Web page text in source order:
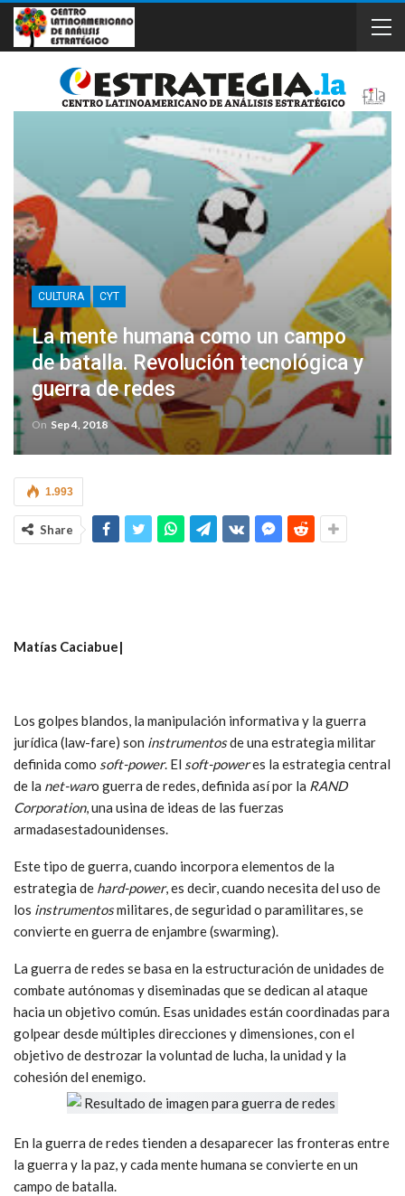
CULTURA CYT
La mente humana como un campo
de batalla. Revolución tecnológica y
guerra de redes
On Sep 4, 2018
1.993
Share
Matías Caciabue|
Los golpes blandos, la manipulación informativa y la guerra
jurídica (law-fare) son instrumentosde una estrategia militar
definida como soft-power. El soft-poweres la estrategia central
de la net-waro guerra de redes, definida así por la RAND
Corporation, una usina de ideas de las fuerzas
armadasestadounidenses.
Este tipo de guerra, cuando incorpora elementos de la
estrategia de hard-power, es decir, cuando necesita del uso de
los instrumentosmilitares, de seguridad o paramilitares, se
convierte en guerra de enjambre (swarming).
La guerra de redes se basa en la estructuración de unidades de
combate autónomas y diseminadas que se dedican al ataque
hacia un objetivo común. Esas unidades están coordinadas para
golpear desde múltiples direcciones y dimensiones, con el
objetivo de destrozar la voluntad de lucha, la unidad y la
cohesión del enemigo.
En la guerra de redes tienden a desaparecer las fronteras entre
la guerra y la paz, y cada mente humana se convierte en un
campo de batalla.